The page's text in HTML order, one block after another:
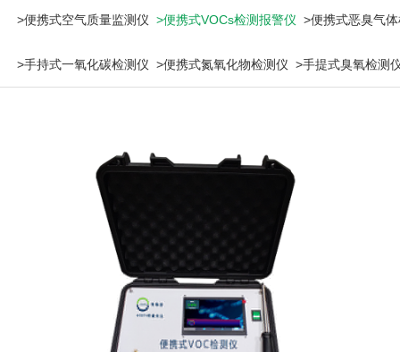
>便携式空气质量监测仪 >便携式VOCs检测报警仪 >便携式恶臭气
>手持式一氧化碳检测仪 >便携式氮氧化物检测仪 >手提式臭氧检测